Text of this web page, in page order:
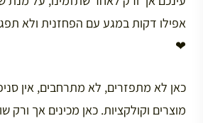
אפילו דקות במגע עם הפחזנית ולא
❤
כאן לא מתפזרים, לא מתרחבים, אין
מוצרים וקולקציות. כאן מכינים אך ורק